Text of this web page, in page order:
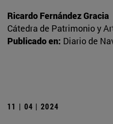
Ricardo Fernández Gracia
Cátedra de Patrimonio y
Publicado en: Diario de
11 | 04 | 2024